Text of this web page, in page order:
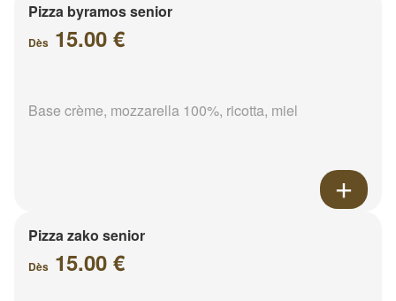
Pizza byramos senior
Dès 15.00 €
Base crème, mozzarella 100%, ricotta, miel
Pizza zako senior
Dès 15.00 €